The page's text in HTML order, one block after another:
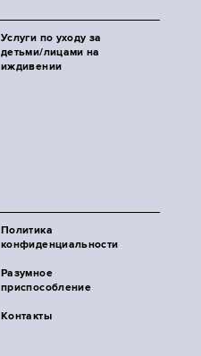
Услуги по уходу за
детьми/лицами на
иждивении
Политика
конфиденциальности
Разумное
приспособление
Контакты